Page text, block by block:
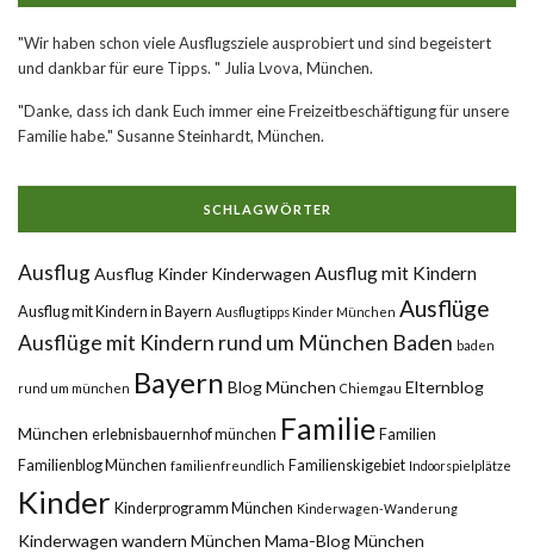
"Wir haben schon viele Ausflugsziele ausprobiert und sind begeistert
und dankbar für eure Tipps. " Julia Lvova, München.
"Danke, dass ich dank Euch immer eine Freizeitbeschäftigung für unsere
Familie habe." Susanne Steinhardt, München.
SCHLAGWÖRTER
AusflugAusflug Kinder Kinderwagen Ausflug mit Kindern
Ausflug mit Kindern in Bayern Ausflugtipps Kinder München Ausflüge
Ausflüge mit Kindern rund um München Baden baden
rund um münchen Bayern Blog München Chiemgau Elternblog
München erlebnisbauernhof münchen Familie Familien
Familienblog München familienfreundlich Familienskigebiet Indoorspielplätze
Kinder Kinderprogramm München Kinderwagen-Wanderung
Kinderwagen wandern München Mama-Blog München